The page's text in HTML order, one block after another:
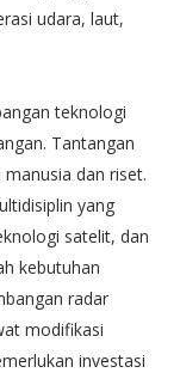
udara, laut,
teknologi
Tantangan
dan riset.
yang
satelit, dan
kebutuhan
radar
modifikasi
investasi